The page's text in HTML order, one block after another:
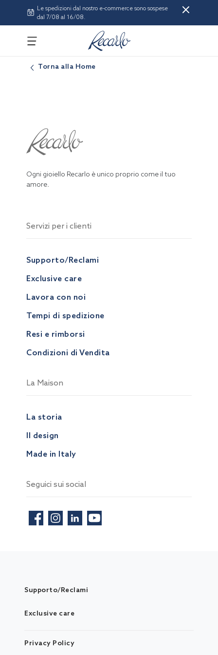
Le spedizioni dal nostro e-commerce sono sospese
dal 7/08 al 16/08.
Torna alla Home
Ogni gioiello Recarlo è unico proprio come il tuo
amore.
Servizi per i clienti
Supporto/Reclami
Exclusive care
Lavora con noi
Tempi di spedizione
Resi e rimborsi
Condizioni di Vendita
La Maison
La storia
Il design
Made in Italy
Seguici sui social
Supporto/Reclami
Exclusive care
Privacy Policy